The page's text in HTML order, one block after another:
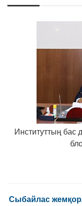
Институттың бас
Cыбайлас